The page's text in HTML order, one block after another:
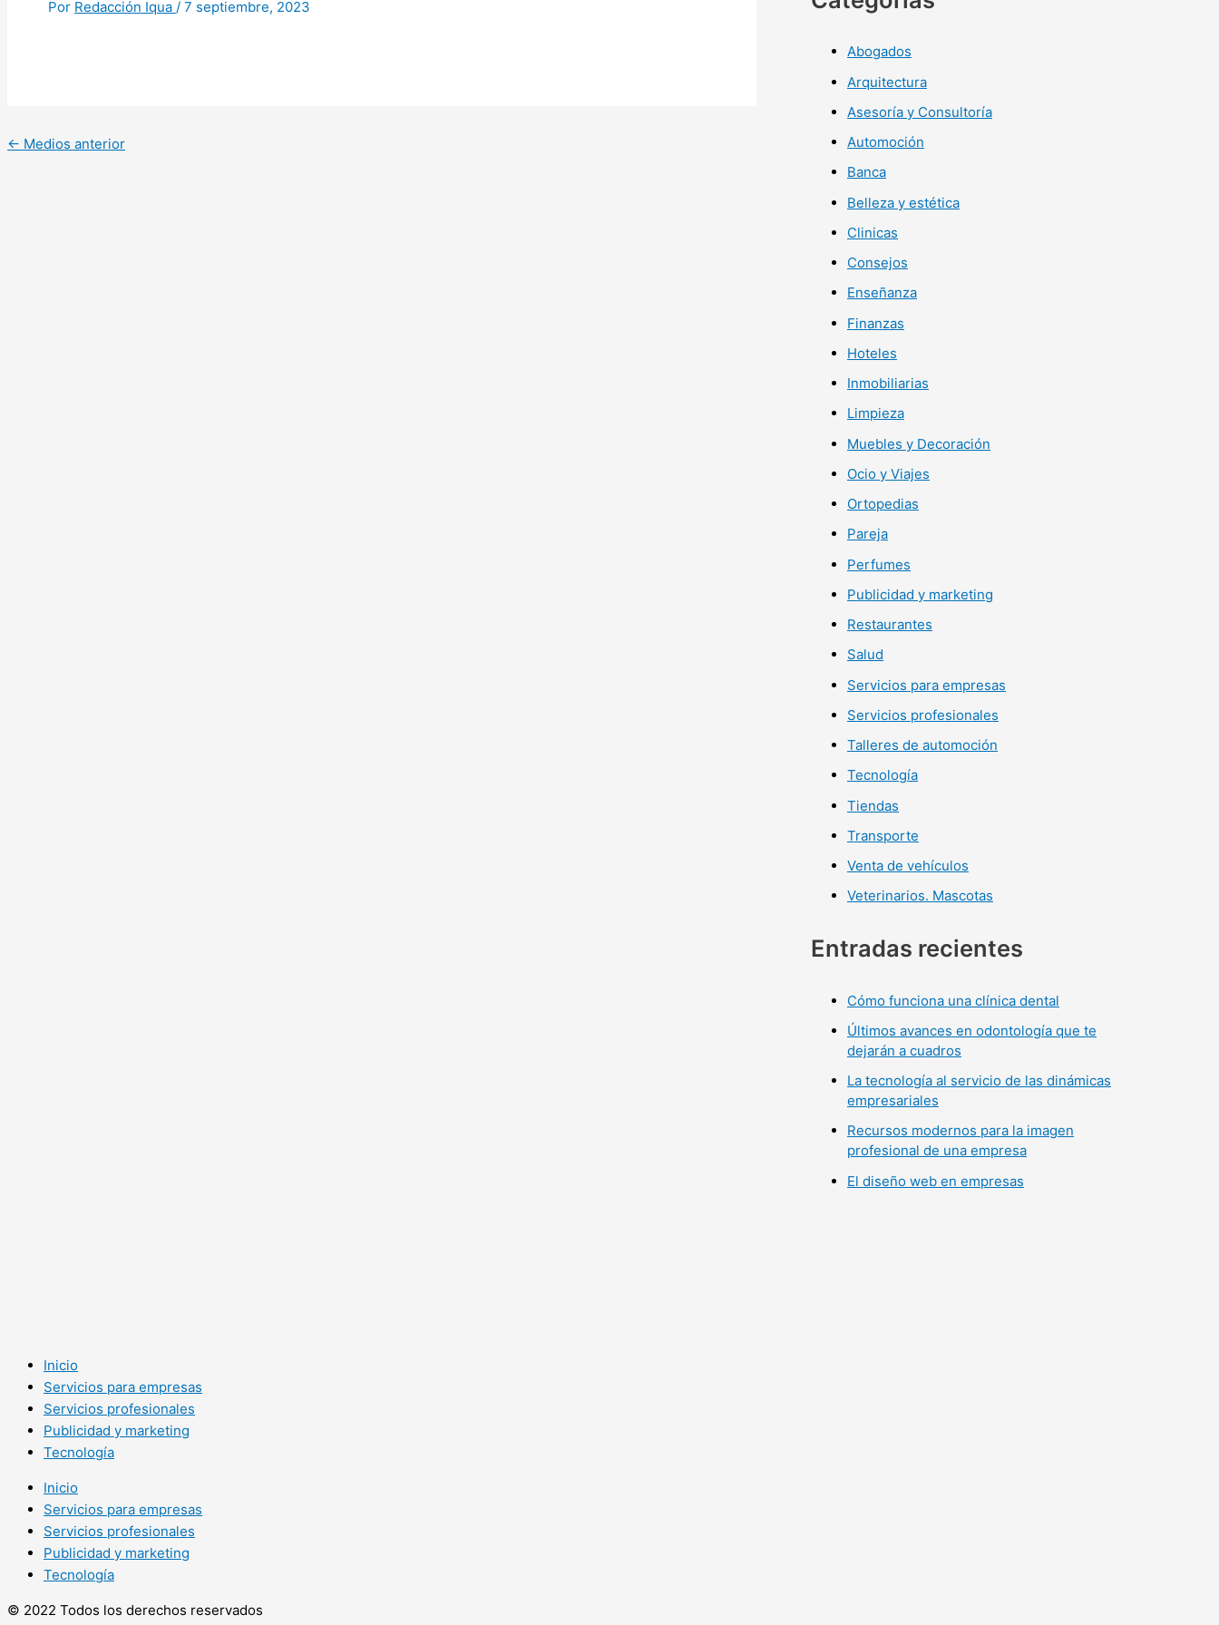
Por Redacción Iqua / 7 septiembre, 2023
← Medios anterior
Abogados
Arquitectura
Asesoría y Consultoría
Automoción
Banca
Belleza y estética
Clinicas
Consejos
Enseñanza
Finanzas
Hoteles
Inmobiliarias
Limpieza
Muebles y Decoración
Ocio y Viajes
Ortopedias
Pareja
Perfumes
Publicidad y marketing
Restaurantes
Salud
Servicios para empresas
Servicios profesionales
Talleres de automoción
Tecnología
Tiendas
Transporte
Venta de vehículos
Veterinarios. Mascotas
Entradas recientes
Cómo funciona una clínica dental
Últimos avances en odontología que te
dejarán a cuadros
La tecnología al servicio de las dinámicas
empresariales
Recursos modernos para la imagen
profesional de una empresa
El diseño web en empresas
Inicio
Servicios para empresas
Servicios profesionales
Publicidad y marketing
Tecnología
Inicio
Servicios para empresas
Servicios profesionales
Publicidad y marketing
Tecnología
© 2022 Todos los derechos reservados